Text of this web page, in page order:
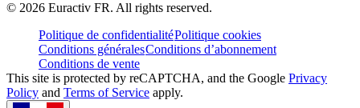
© 2026 Euractiv FR. All rights reserved.
Politique de confidentialitéPolitique cookies
Conditions généralesConditions d’abonnement
Conditions de vente
This site is protected by reCAPTCHA, and the Google Privacy
Policy and Terms of Service apply.